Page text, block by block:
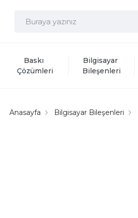
Baskı
Çözümleri
Bilgisayar
Bileşenleri
Anasayfa Bilgisayar Bileşenleri